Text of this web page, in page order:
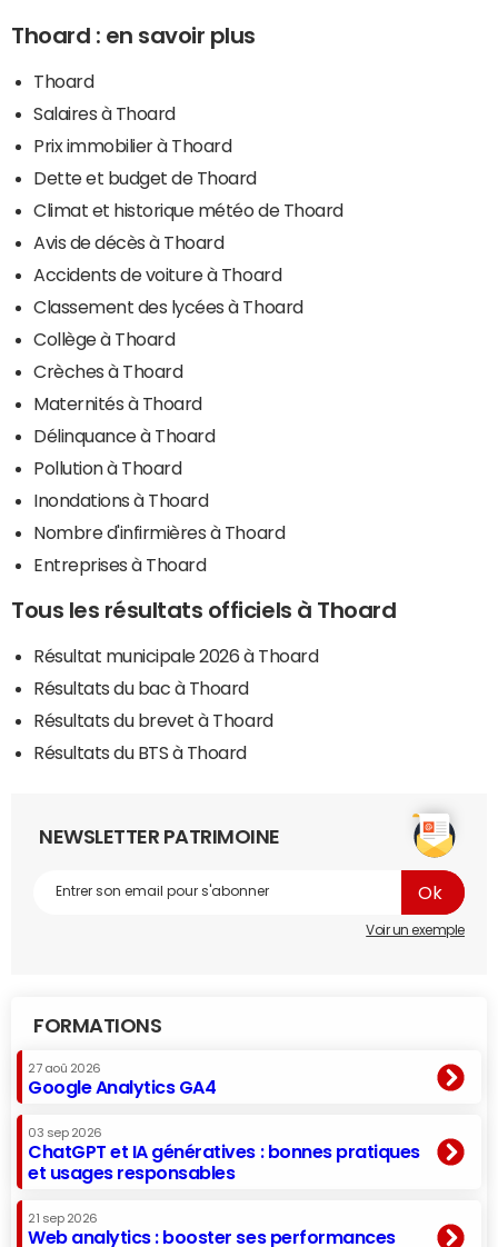
Thoard : en savoir plus
Thoard
Salaires à Thoard
Prix immobilier à Thoard
Dette et budget de Thoard
Climat et historique météo de Thoard
Avis de décès à Thoard
Accidents de voiture à Thoard
Classement des lycées à Thoard
Collège à Thoard
Crèches à Thoard
Maternités à Thoard
Délinquance à Thoard
Pollution à Thoard
Inondations à Thoard
Nombre d'infirmières à Thoard
Entreprises à Thoard
Tous les résultats officiels à Thoard
Résultat municipale 2026 à Thoard
Résultats du bac à Thoard
Résultats du brevet à Thoard
Résultats du BTS à Thoard
NEWSLETTER PATRIMOINE
Voir un exemple
FORMATIONS
27 aoû 2026
Google Analytics GA4
03 sep 2026
ChatGPT et IA génératives : bonnes pratiques
et usages responsables
21 sep 2026
Web analytics : booster ses performances